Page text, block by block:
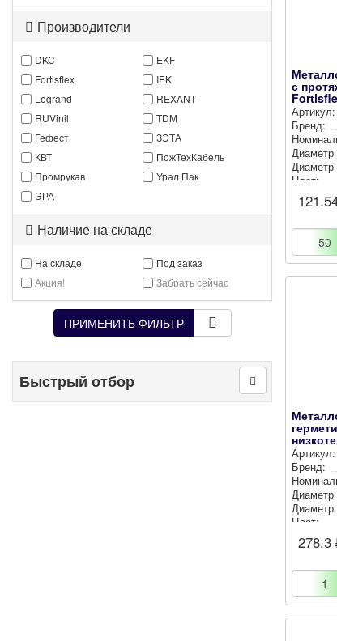
Производители
DKC
EKF
Fortisflex
IEK
Legrand
REXANT
RUVinil
TDM
Гефест
ЗЭТА
КВТ
ПожТехКабель
Промрукав
Урал Пак
ЭРА
Наличие на складе
На складе
Под заказ
Акция!
Забрать сейчас
ПРИМЕНИТЬ ФИЛЬТР
Быстрый отбор
с
ПВХ...
Артикул:
Бренд:
Диаметр
Цвет:
20,5...
Артикул:
Бренд:
Диаметр
Цвет:
278.3